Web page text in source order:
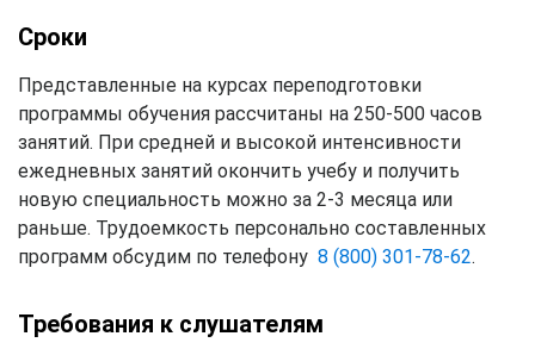
Сроки
Представленные на курсах переподготовки
программы обучения рассчитаны на 250-500 часов
занятий. При средней и высокой интенсивности
ежедневных занятий окончить учебу и получить
новую специальность можно за 2-3 месяца или
раньше. Трудоемкость персонально составленных
программ обсудим по телефону 8 (800) 301-78-62.
Требования к слушателям